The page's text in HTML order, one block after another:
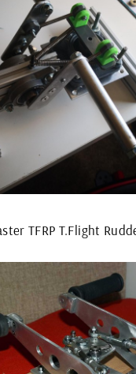
TFRP T.Flight